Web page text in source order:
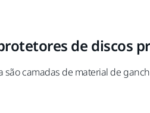
de discos
são camadas de material de